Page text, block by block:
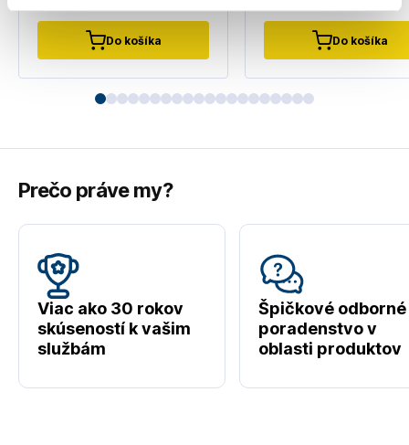
Do košíka Do košíka
Prečo práve my?
Viac ako 30 rokov
skúseností k vašim
službám
Špičkové odborné
poradenstvo v
oblasti produktov